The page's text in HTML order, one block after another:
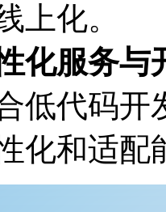
上化。
化服务与开
低代码开
化和适配